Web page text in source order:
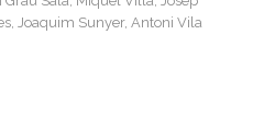
Joaquim Sunyer, Antoni Vila